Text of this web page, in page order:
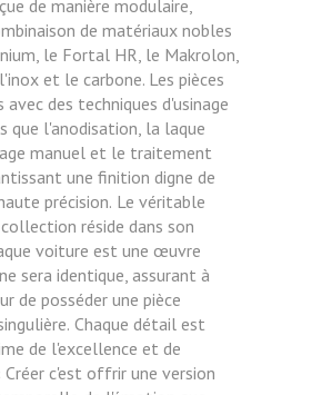
de manière modulaire,
de matériaux nobles
le Fortal HR, le Makrolon,
et le carbone. Les pièces
des techniques d'usinage
que l'anodisation, la laque
manuel et le traitement
une finition digne de
précision. Le véritable
réside dans son
voiture est une œuvre
sera identique, assurant à
de posséder une pièce
Chaque détail est
de l'excellence et de
Créer c'est offrir une version